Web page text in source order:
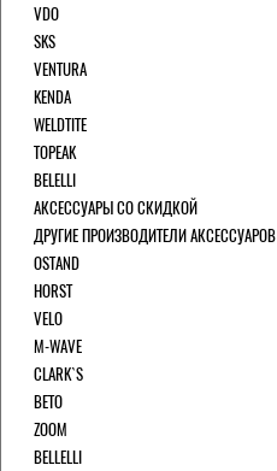
VDO
SKS
VENTURA
KENDA
WELDTITE
TOPEAK
BELELLI
АКСЕССУАРЫ СО СКИДКОЙ
ДРУГИЕ ПРОИЗВОДИТЕЛИ АКСЕССУАРОВ
OSTAND
HORST
VELO
M-WAVE
CLARK`S
BETO
ZOOM
BELLELLI